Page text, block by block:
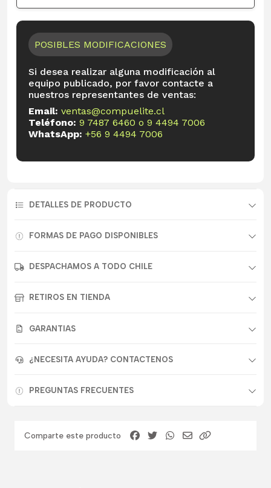
POSIBLES MODIFICACIONES
Si desea realizar alguna modificación al
equipo publicado, por favor contacte a
nuestros representantes de ventas:
Email: ventas@compuelite.cl
Teléfono: 9 7487 6460 o 9 4494 7006
WhatsApp: +56 9 4494 7006
DETALLES DE PRODUCTO
FORMAS DE PAGO DISPONIBLES
DESPACHAMOS A TODO CHILE
RETIROS EN TIENDA
GARANTIAS
¿NECESITA AYUDA? CONTACTENOS
PREGUNTAS FRECUENTES
Comparte este producto